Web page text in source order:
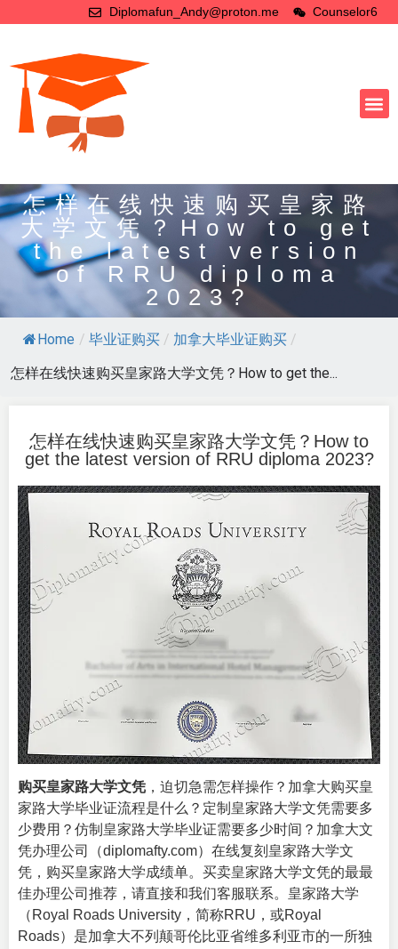
Diplomafun_Andy@proton.me Counselor6
怎样在线快速购买皇家路
大学文凭？How to get
the latest version
of RRU diploma
2023?
Home / 毕业证购买 / 加拿大毕业证购买 /
怎样在线快速购买皇家路大学文凭？How to get the...
怎样在线快速购买皇家路大学文凭？How to
get the latest version of RRU diploma 2023?
购买皇家路大学文凭 ，迫切急需怎样操作？加拿大购买皇
家路大学毕业证流程是什么？定制皇家路大学文凭需要多
少费用？仿制皇家路大学毕业证需要多少时间？加拿大文
凭办理公司（diplomafty.com）在线复刻皇家路大学文
凭，购买皇家路大学成绩单。买卖皇家路大学文凭的最最
佳办理公司推荐，请直接和我们客服联系。皇家路大学
（ Royal Roads University ，简称RRU，或Royal
Roads）是加拿大不列颠哥伦比亚省维多利亚市的一所独